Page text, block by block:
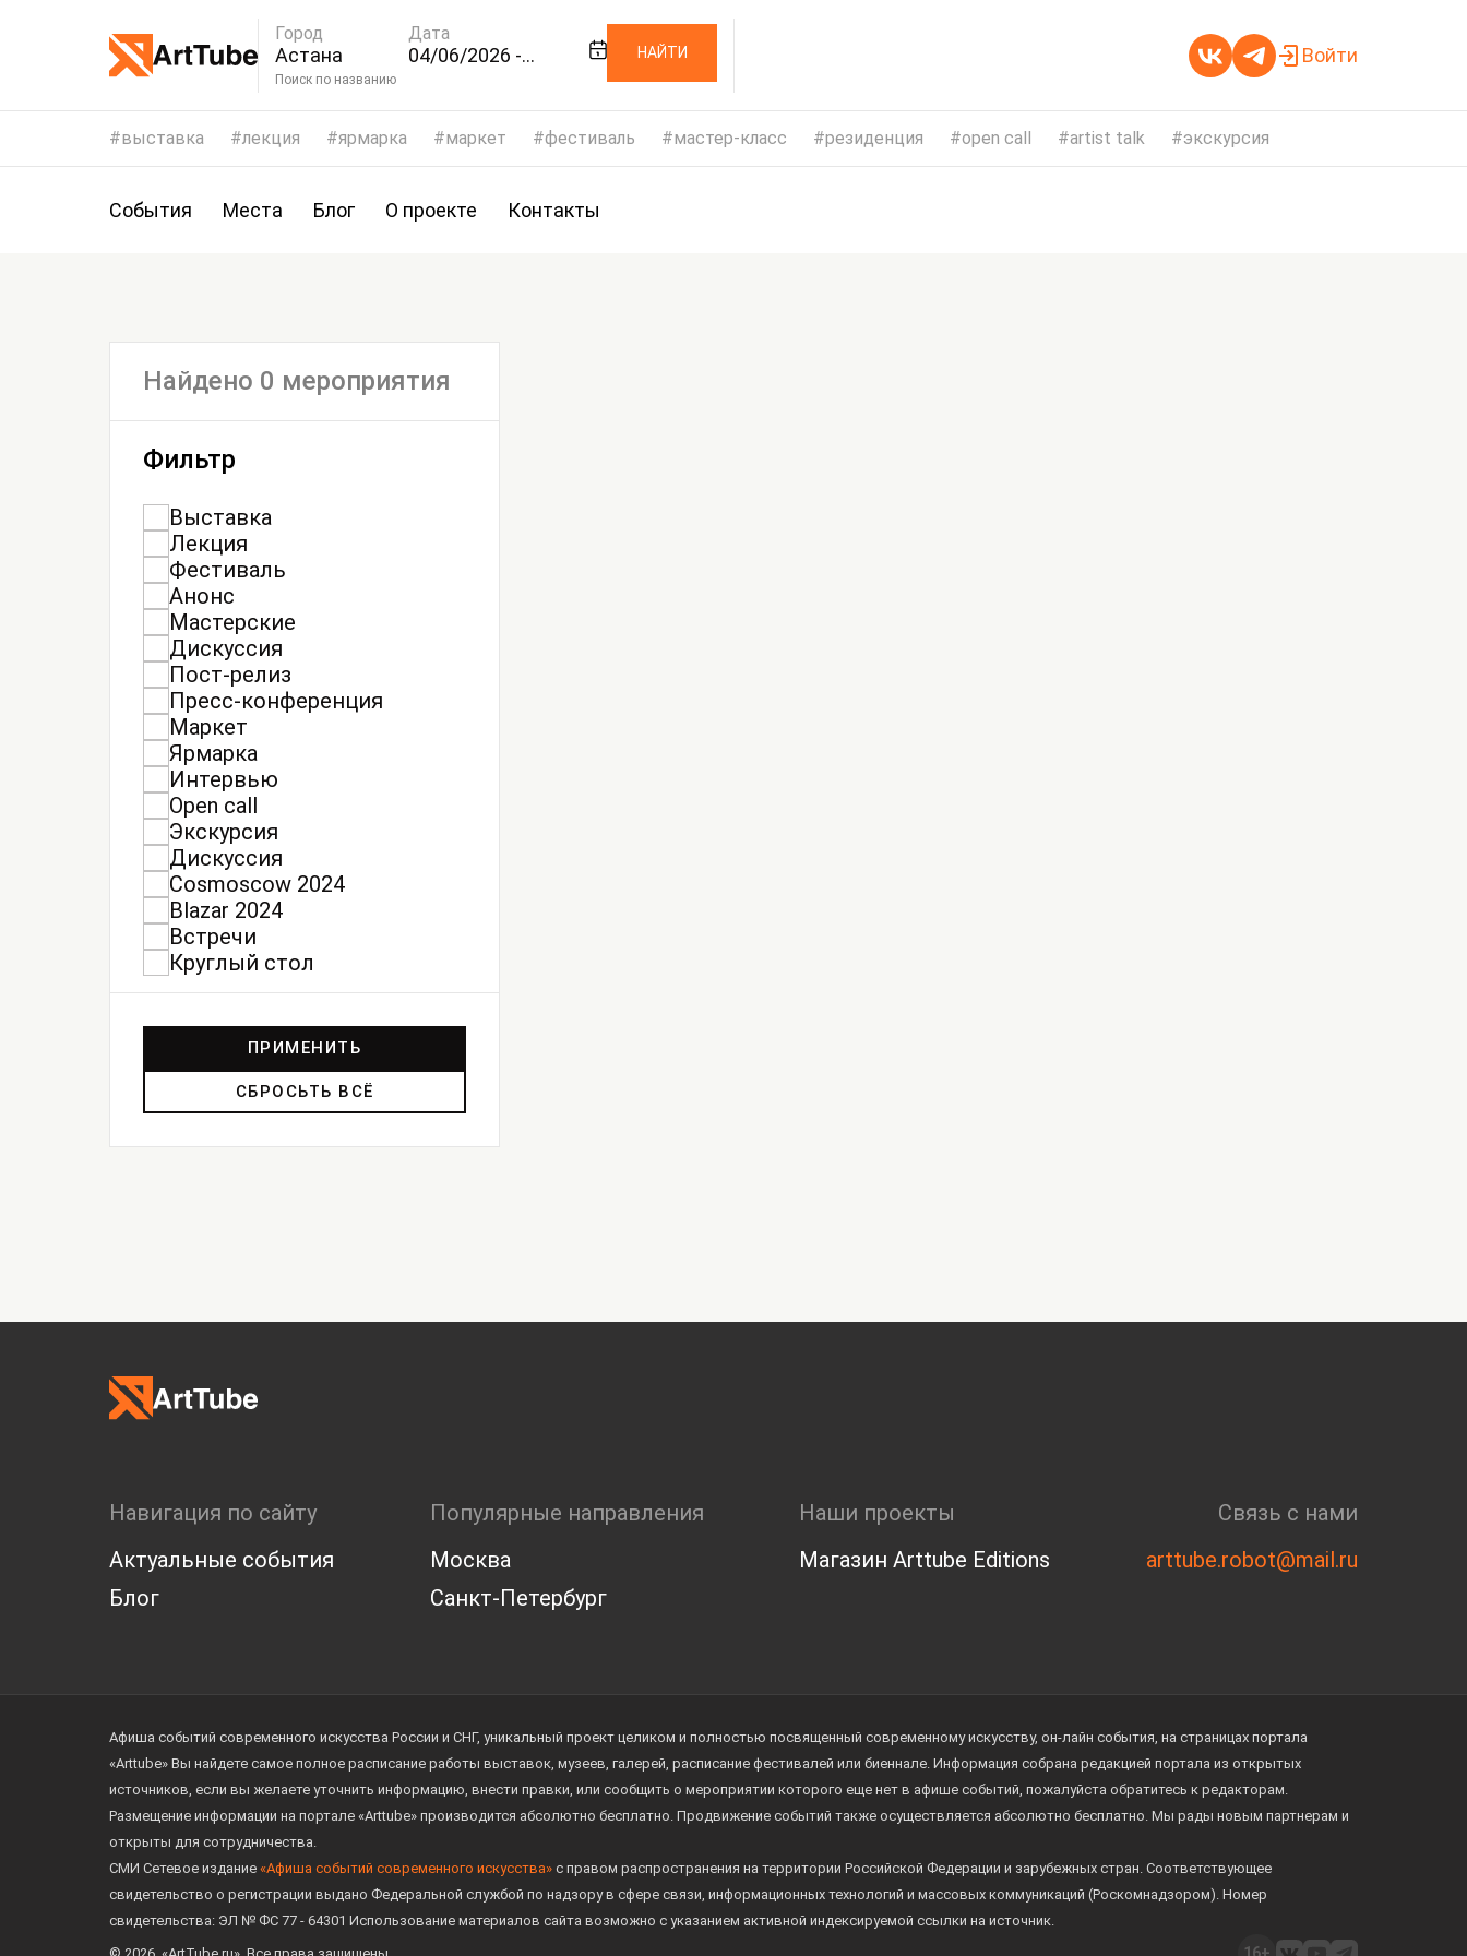
Город
Астана
Дата
04/06/2026 -
Поиск по названию
НАЙТИ Войти
выставка лекция ярмарка маркет фестиваль мастер-класс резиденция open call artist talk экскурсия
События Места Блог О проекте Контакты
Найдено 0 мероприятия
Фильтр
Выставка
Лекция
Фестиваль
Анонс
Мастерские
Дискуссия
Пост-релиз
Пресс-конференция
Маркет
Ярмарка
Интервью
Open call
Экскурсия
Дискуссия
Cosmoscow 2024
Blazar 2024
Встречи
Круглый стол
ПРИМЕНИТЬ
СБРОСЬТЬ ВСЁ
Навигация по сайту
Актуальные события
Блог
Популярные направления
Москва
Санкт-Петербург
Наши проекты
Магазин Arttube Editions
Связь с нами
arttube.robot@mail.ru
Афиша событий современного искусства России и СНГ, уникальный проект целиком и полностью посвященный современному искусству, он-лайн события, на страницах портала
«Arttube» Вы найдете самое полное расписание работы выставок, музеев, галерей, расписание фестивалей или биеннале. Информация собрана редакцией портала из открытых
источников, если вы желаете уточнить информацию, внести правки, или сообщить о мероприятии которого еще нет в афише событий, пожалуйста обратитесь к редакторам.
Размещение информации на портале «Arttube» производится абсолютно бесплатно. Продвижение событий также осуществляется абсолютно бесплатно. Мы рады новым партнерам и
открыты для сотрудничества.
СМИ Сетевое издание «Афиша событий современного искусства» с правом распространения на территории Российской Федерации и зарубежных стран. Соответствующее
свидетельство о регистрации выдано Федеральной службой по надзору в сфере связи, информационных технологий и массовых коммуникаций (Роскомнадзором). Номер
свидетельства: ЭЛ № ФС 77 - 64301 Использование материалов сайта возможно с указанием активной индексируемой ссылки на источник.
© 2026. «ArtTube.ru». Все права защищены.